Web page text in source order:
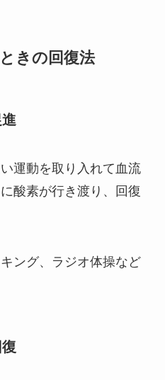
きの回復法
運動を取り入れて血流
酸素が行き渡り、回復
ング、ラジオ体操など